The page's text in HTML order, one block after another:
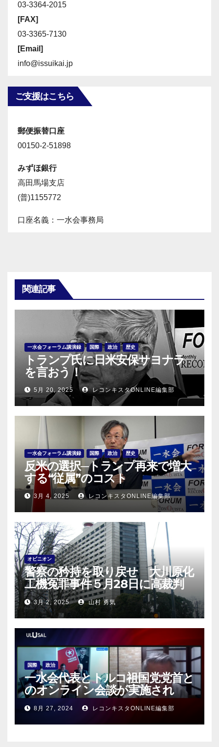
03-3364-2015
[FAX]
03-3365-7130
[Email]
info@issuikai.jp
ご支援はこちら
郵便振替口座
00150-2-51898
みずほ銀行
高田馬場支店
(普)1155772
口座名義：一水会事務局
関連記事
一水会フォーラム講演録 国際 政治 歴史
トランプ氏に日米安保サヨナラ
を言おう！
5月 20, 2025 レコンキスタONLINE編集部
一水会フォーラム講演録 国際 政治 歴史
反米の選択─トランプ再来で増大
する“従属”のコスト
3月 4, 2025 レコンキスタONLINE編集部
オピニオン
警察の矜持を取り戻せ 大川原化
工機冤罪事件５月28日に高裁判
決！
3月 2, 2025 山村 勇気
国際 政治
一水会代表とトルコ祖国党党首と
のオンライン会談が実施され
る！
8月 27, 2024 レコンキスタONLINE編集部